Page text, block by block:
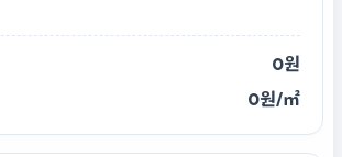
0원
0원/㎡